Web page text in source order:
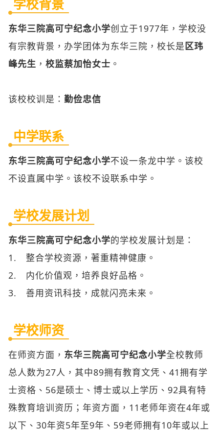
有宗教背景，办学团体为东华三院，校长是
峰先生，校监蔡加怡女士。
该校校训是：勤俭忠信
中学联系
不设直属中学。该校不设联系中学。
学校发展计划
1. 整合学校资源，著重精神健康。
2. 内化价值观，培养良好品格。
3. 善用资讯科技，成就闪亮未来。
学校师资
总人数为27人，其中89拥有教育文凭、41拥有学
士资格、56是硕士、博士或以上学历、92具有特
殊教育培训资历；年资方面，11老师年资在4年或
以下、30年资5年至9年、59老师拥有10年或以上
年资。